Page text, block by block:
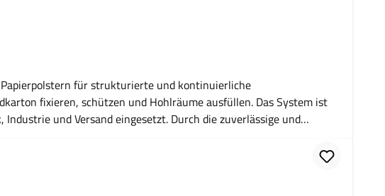
Papierpolstern für strukturierte und kontinuierliche
fixieren, schützen und Hohlräume ausfüllen. Das System ist
und Versand eingesetzt. Durch die zuverlässige und